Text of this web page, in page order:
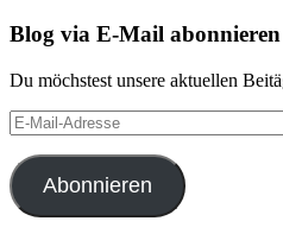
Blog via E-Mail abonnieren
Du möchstest unsere aktuellen
E-
Mail-
Adresse
Abonnieren